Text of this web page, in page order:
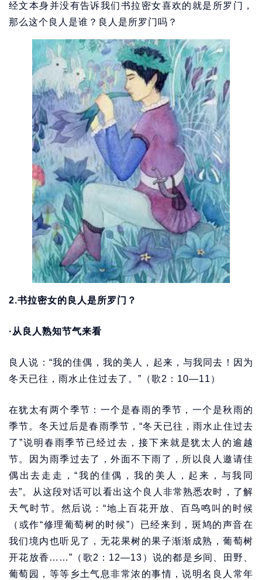
经文本身并没有告诉我们书拉密女喜欢的就是所罗门，
那么这个良人是谁？良人是所罗门吗？
2.书拉密女的良人是所罗门？
·从良人熟知节气来看
良人说：“我的佳偶，我的美人，起来，与我同去！因为
冬天已往，雨水止住过去了。”（歌2：10—11）
在犹太有两个季节：一个是春雨的季节，一个是秋雨的
季节。冬天过后是春雨季节，“冬天已往，雨水止住过去
了”说明春雨季节已经过去，接下来就是犹太人的逾越
节。因为雨季过去了，外面不下雨了，所以良人邀请佳
偶出去走走，“我的佳偶，我的美人，起来，与我同
去”。从这段对话可以看出这个良人非常熟悉农时，了解
天气时节。然后说：“地上百花开放、百鸟鸣叫的时候
（或作“修理葡萄树的时候”）已经来到，斑鸠的声音在
我们境内也听见了，无花果树的果子渐渐成熟，葡萄树
开花放香……”（歌2：12—13）说的都是乡间、田野、
葡萄园，等等乡土气息非常浓的事情，说明名良人常年